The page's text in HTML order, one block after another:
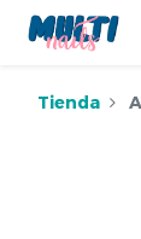
Tienda